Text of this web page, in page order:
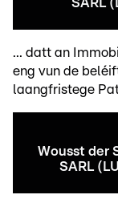
SARL
... datt an
eng vun de
laangfristege
Wousst der
SARL